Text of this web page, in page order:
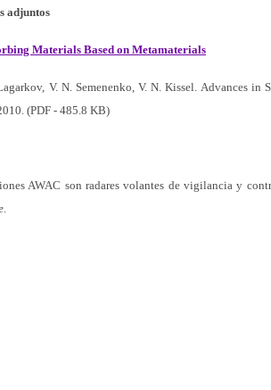
adjuntos
Materials Based on Metamaterials
V. N. Semenenko, V. N. Kissel. Advances
(PDF - 485.8 KB)
AWAC son radares volantes de vigilancia y
.